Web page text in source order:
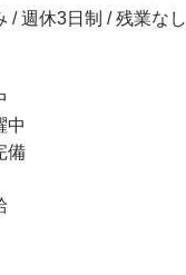
/ 週休3日制 / 残業なし
中
備